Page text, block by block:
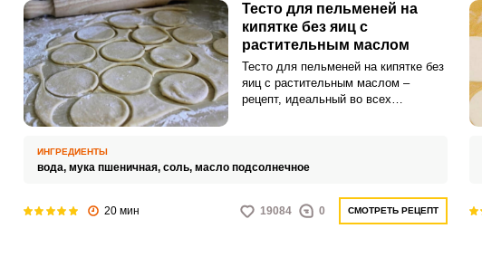
Тесто для пельменей на
кипятке без яиц с
растительным маслом
Тесто для пельменей на кипятке без
яиц с растительным маслом –
рецепт, идеальный во всех
соль и растительное масло.
ИНГРЕДИЕНТЫ
вода, мука пшеничная, соль, масло подсолнечное
20 мин 19084 0 СМОТРЕТЬ РЕЦЕПТ